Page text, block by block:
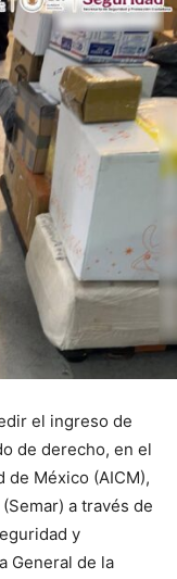
el ingreso de
de derecho, en el
México (AICM),
a través de
y
General de la